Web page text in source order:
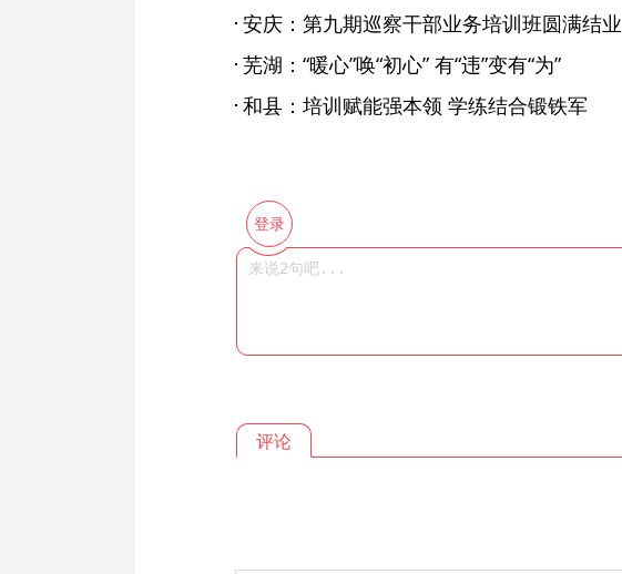
安庆：第九期巡察干部业务培训班圆满结业
芜湖：“暖心”唤“初心” 有“违”变有“为”
和县：培训赋能强本领 学练结合锻铁军
登录
评论